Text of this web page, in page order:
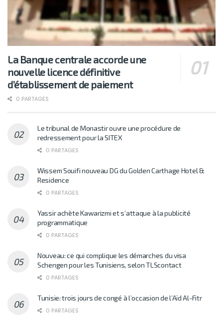
La Banque centrale accorde une
nouvelle licence définitive
d’établissement de paiement
0 PARTAGES
Le tribunal de Monastir ouvre une procédure de
redressement pour la SITEX
0 PARTAGES
Wissem Souifi nouveau DG du Golden Carthage Hotel &
Residence
0 PARTAGES
Yassir achète Kawarizmi et s’attaque à la publicité
programmatique
0 PARTAGES
Nouveau: ce qui complique les démarches du visa
Schengen pour les Tunisiens, selon TLScontact
0 PARTAGES
Tunisie: trois jours de congé à l’occasion de l’Aïd Al-Fitr
0 PARTAGES